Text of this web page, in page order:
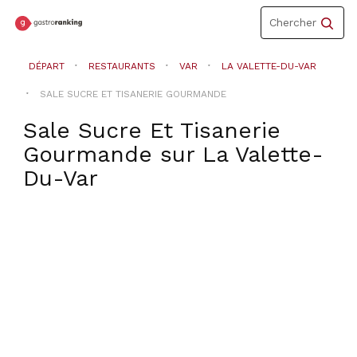
Toggle
navigation
Chercher
DÉPART RESTAURANTS VAR LA VALETTE-DU-VAR
SALE SUCRE ET TISANERIE GOURMANDE
Sale Sucre Et Tisanerie
Gourmande sur La Valette-
Du-Var